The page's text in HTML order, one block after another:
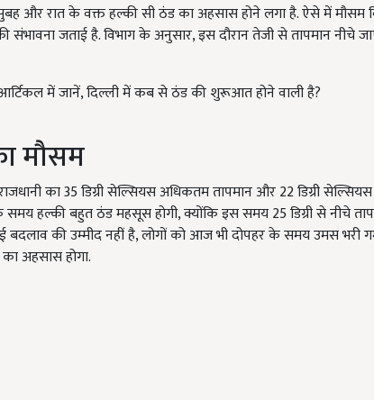
सुबह और रात के वक्त हल्की सी ठंड का अहसास होने लगा है. ऐसे में
संभावना जताई है. विभाग के अनुसार, इस दौरान तेजी से तापमान नीचे
में जानें, दिल्ली में कब से ठंड की शुरूआत होने वाली है?
मौसम
का 35 डिग्री सेल्सियस अधिकतम तापमान और 22 डिग्री
हल्की बहुत ठंड महसूस होगी, क्योंकि इस समय 25 डिग्री से नीचे
की उम्मीद नहीं है, लोगों को आज भी दोपहर के समय उमस भरी
अहसास होगा.